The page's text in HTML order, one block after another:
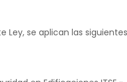
Ley, se aplican las